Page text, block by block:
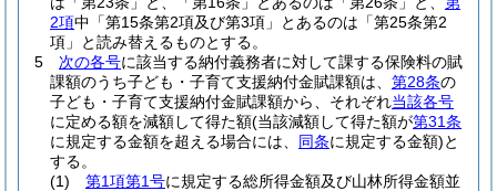
2項中「第15条第2項及び第3項」とあるのは「第25条第2
項」と読み替えるものとする。
5
次の各号に該当する納付義務者に対して課する保険料の賦
課額のうち子ども・子育て支援納付金賦課額は、 第28条の
子ども・子育て支援納付金賦課額から、それぞれ当該各号
に定める額を減額して得た額(当該減額して得た額が第31条
に規定する金額を超える場合には、 同条に規定する金額)と
する。
(1)
第1項第1号に規定する総所得金額及び山林所得金額並